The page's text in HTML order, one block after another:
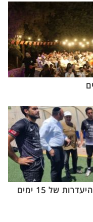
הוא חזר- גרינברג חזר מחו"ל אחרי היעדרות של 15 ימים